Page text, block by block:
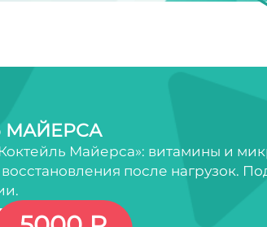
МАЙЕРСА
Майерса»: витамины и
после нагрузок.